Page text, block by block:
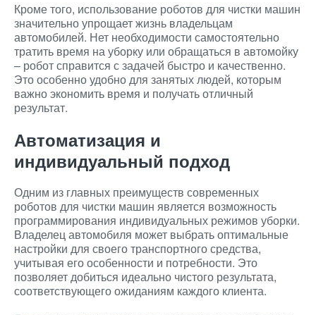
Кроме того, использование роботов для чистки машин
значительно упрощает жизнь владельцам
автомобилей. Нет необходимости самостоятельно
тратить время на уборку или обращаться в автомойку
– робот справится с задачей быстро и качественно.
Это особенно удобно для занятых людей, которым
важно экономить время и получать отличный
результат.
Автоматизация и
индивидуальный подход
Одним из главных преимуществ современных
роботов для чистки машин является возможность
программирования индивидуальных режимов уборки.
Владелец автомобиля может выбрать оптимальные
настройки для своего транспортного средства,
учитывая его особенности и потребности. Это
позволяет добиться идеально чистого результата,
соответствующего ожиданиям каждого клиента.